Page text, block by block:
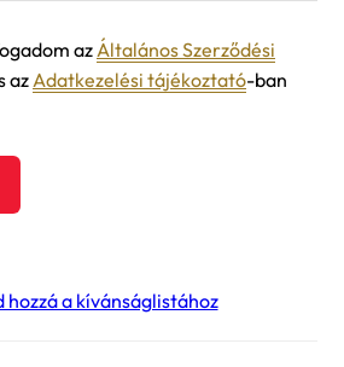
azÁltalános Szerződési
azAdatkezelési tájékoztató-ban
hozzá a kívánságlistához